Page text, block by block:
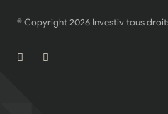
© Copyright2026 Investiv tous